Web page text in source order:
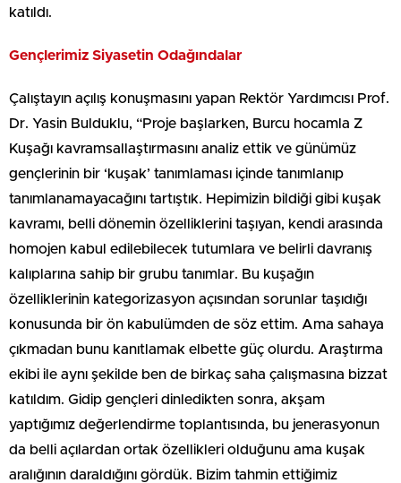
katıldı.
Gençlerimiz Siyasetin Odağındalar
Çalıştayın açılış konuşmasını yapan Rektör Yardımcısı Prof.
Dr. Yasin Bulduklu, “Proje başlarken, Burcu hocamla Z
Kuşağı kavramsallaştırmasını analiz ettik ve günümüz
gençlerinin bir ‘kuşak’ tanımlaması içinde tanımlanıp
tanımlanamayacağını tartıştık. Hepimizin bildiği gibi kuşak
kavramı, belli dönemin özelliklerini taşıyan, kendi arasında
homojen kabul edilebilecek tutumlara ve belirli davranış
kalıplarına sahip bir grubu tanımlar. Bu kuşağın
özelliklerinin kategorizasyon açısından sorunlar taşıdığı
konusunda bir ön kabulümden de söz ettim. Ama sahaya
çıkmadan bunu kanıtlamak elbette güç olurdu. Araştırma
ekibi ile aynı şekilde ben de birkaç saha çalışmasına bizzat
katıldım. Gidip gençleri dinledikten sonra, akşam
yaptığımız değerlendirme toplantısında, bu jenerasyonun
da belli açılardan ortak özellikleri olduğunu ama kuşak
aralığının daraldığını gördük. Bizim tahmin ettiğimiz